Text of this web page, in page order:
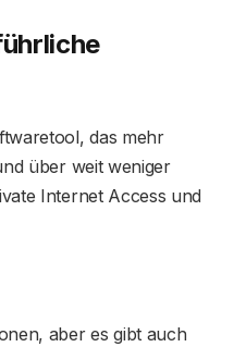
das mehr
über weit weniger
Internet Access und
aber es gibt auch